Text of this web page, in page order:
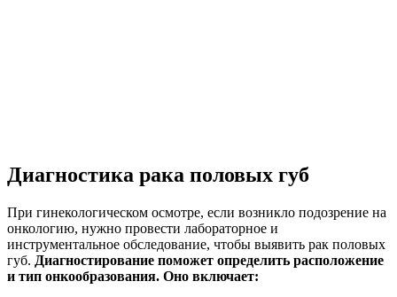
Диагностика рака половых губ
При гинекологическом осмотре, если возникло подозрение на
онкологию, нужно провести лабораторное и
инструментальное обследование, чтобы выявить рак половых
губ. Диагностирование поможет определить расположение
и тип онкообразования. Оно включает: